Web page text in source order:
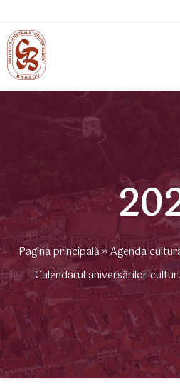
Pagina principală Agenda
Calendarul aniversărilor